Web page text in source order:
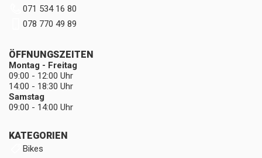
071 534 16 80
078 770 49 89
KATEGORIEN
Bikes
ÖFFNUNGSZEITEN
Montag - Freitag
09:00 - 12:00 Uhr
14:00 - 18:30 Uhr
Samstag
09:00 - 14:00 Uhr